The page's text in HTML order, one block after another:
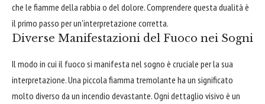
che le fiamme della rabbia o del dolore. Comprendere questa dualità è
il primo passo per un'interpretazione corretta.
Diverse Manifestazioni del Fuoco nei Sogni
Il modo in cui il fuoco si manifesta nel sogno è cruciale per la sua
interpretazione. Una piccola fiamma tremolante ha un significato
molto diverso da un incendio devastante. Ogni dettaglio visivo è un